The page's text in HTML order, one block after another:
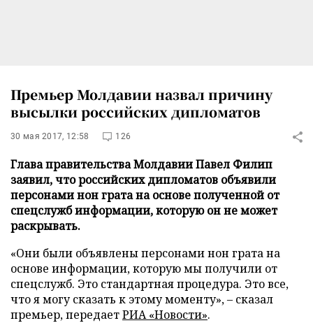
Премьер Молдавии назвал причину
высылки российских дипломатов
30 мая 2017, 12:58 126
Глава правительства Молдавии Павел Филип
заявил, что российских дипломатов объявили
персонами нон грата на основе полученной от
спецслужб информации, которую он не может
раскрывать.
«Они были объявлены персонами нон грата на
основе информации, которую мы получили от
спецслужб. Это стандартная процедура. Это все,
что я могу сказать к этому моменту», – сказал
премьер, передаетРИА «Новости».